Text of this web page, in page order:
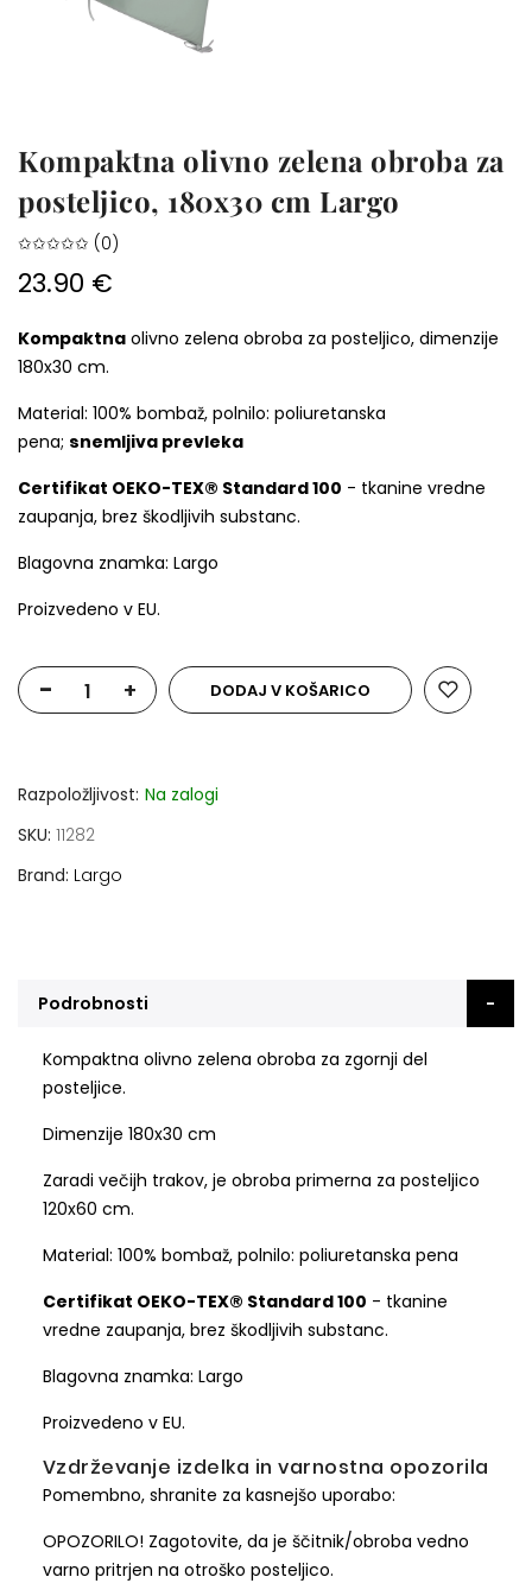
Kompaktna olivno zelena obroba za
posteljico, 180x30 cm Largo
✩✩✩✩✩ (0)
23.90 €
Kompaktna olivno zelena obroba za posteljico, dimenzije
180x30 cm.
Material: 100% bombaž, polnilo: poliuretanska
pena; snemljiva prevleka
Certifikat OEKO-TEX® Standard 100 - tkanine vredne
zaupanja, brez škodljivih substanc.
Blagovna znamka: Largo
Proizvedeno v EU.
- + DODAJ V KOŠARICO
Razpoložljivost: Na zalogi
SKU 11282
Brand Largo
Podrobnosti
Kompaktna olivno zelena obroba za zgornji del
posteljice.
Dimenzije 180x30 cm
Zaradi večijh trakov, je obroba primerna za posteljico
120x60 cm.
Material: 100% bombaž, polnilo: poliuretanska pena
Certifikat OEKO-TEX® Standard 100 - tkanine
vredne zaupanja, brez škodljivih substanc.
Blagovna znamka: Largo
Proizvedeno v EU.
Vzdrževanje izdelka in varnostna opozorila
Pomembno, shranite za kasnejšo uporabo:
OPOZORILO! Zagotovite, da je ščitnik/obroba vedno
varno pritrjen na otroško posteljico.